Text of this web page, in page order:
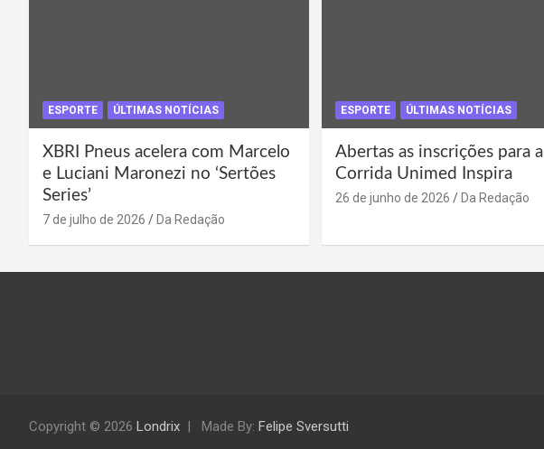
ESPORTE ÚLTIMAS NOTÍCIAS
XBRI Pneus acelera com Marcelo
e Luciani Maronezi no ‘Sertões
Series’
7 de julho de 2026 Da Redação
ESPORTE ÚLTIMAS NOTÍCIAS
Abertas as inscrições para a
Corrida Unimed Inspira
26 de junho de 2026 Da Redação
Copyright © 2026 Londrix Made By: Felipe Sversutti